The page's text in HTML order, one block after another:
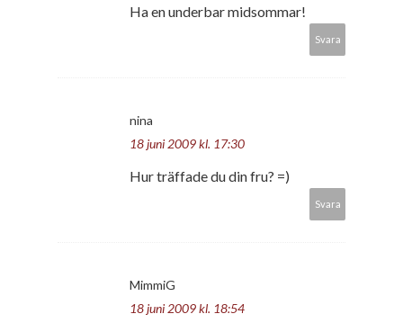
Ha en underbar midsommar!
Svara
nina
18 juni 2009 kl. 17:30
Hur träffade du din fru? =)
Svara
MimmiG
18 juni 2009 kl. 18:54